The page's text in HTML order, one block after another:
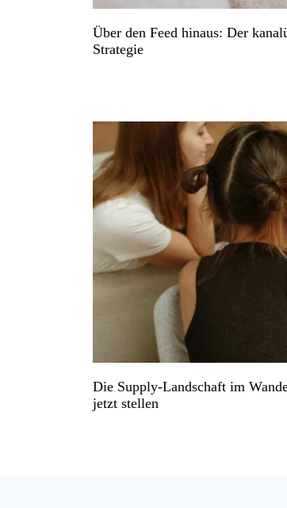
Über den Feed hinaus: Der
Strategie
Die Supply-Landschaft im
jetzt stellen